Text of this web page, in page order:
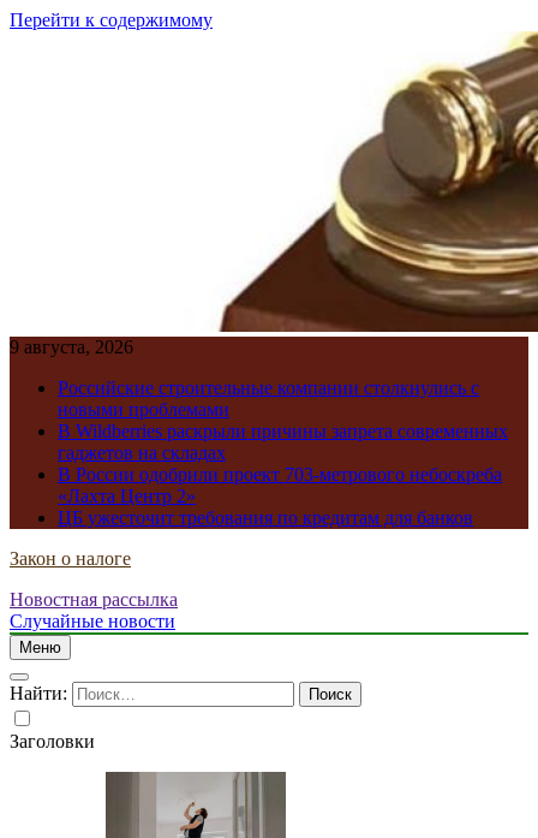
Перейти к содержимому
9 августа, 2026
Российские строительные компании столкнулись с
новыми проблемами
В Wildberries раскрыли причины запрета современных
гаджетов на складах
В России одобрили проект 703-метрового небоскреба
«Лахта Центр 2»
ЦБ ужесточит требования по кредитам для банков
Закон о налоге
Новостная рассылка
Случайные новости
Меню
Найти:
Заголовки